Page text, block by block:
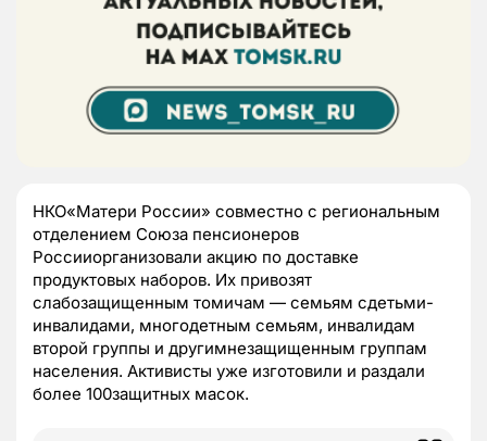
НКО«Матери России» совместно с региональным
отделением Союза пенсионеров
Россииорганизовали акцию по доставке
продуктовых наборов. Их привозят
слабозащищенным томичам — семьям сдетьми-
инвалидами, многодетным семьям, инвалидам
второй группы и другимнезащищенным группам
населения. Активисты уже изготовили и раздали
более 100защитных масок.